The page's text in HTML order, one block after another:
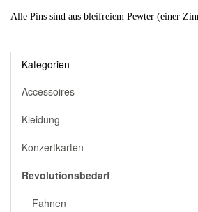
Alle Pins sind aus bleifreiem Pewter (einer
Kategorien
Accessoires
Kleidung
Konzertkarten
Revolutionsbedarf
Fahnen